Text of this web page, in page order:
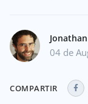
04 de
COMPARTIR